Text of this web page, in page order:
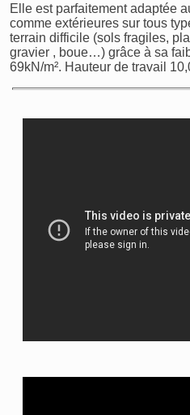
Elle est parfaitement adaptée
comme extérieures sur tous
terrain difficile (sols fragiles,
gravier , boue…) grâce à sa
69kN/m². Hauteur de travail